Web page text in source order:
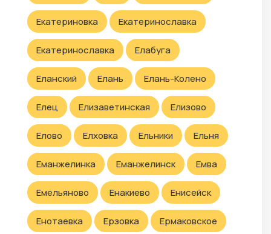
Екатериновка Екатеринославка
Екатеринославка Елабуга
Еланский Елань Елань-Колено
Елец Елизаветинская Елизово
Елово Елховка Ельники Ельня
Еманжелинка Еманжелинск Емва
Емельяново Енакиево Енисейск
Енотаевка Ерзовка Ермаковское